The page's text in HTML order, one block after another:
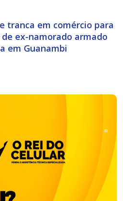
tranca em comércio para
de ex-namorado armado
em Guanambi